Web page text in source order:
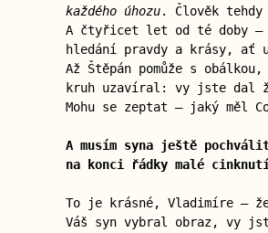
každého úhozu. Člověk
A čtyřicet let od té doby —
hledání pravdy a krásy, ať
Až Štěpán pomůže s
kruh uzavíral: vy jste dal
Mohu se zeptat — jaký měl
A musím syna ještě
na konci řádky malé
To je krásné, Vladimíre —
Váš syn vybral obraz, vy